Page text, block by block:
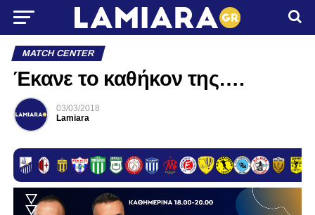
MATCH CENTER
Έκανε το καθήκον της….
03/03/2018
Lamiara